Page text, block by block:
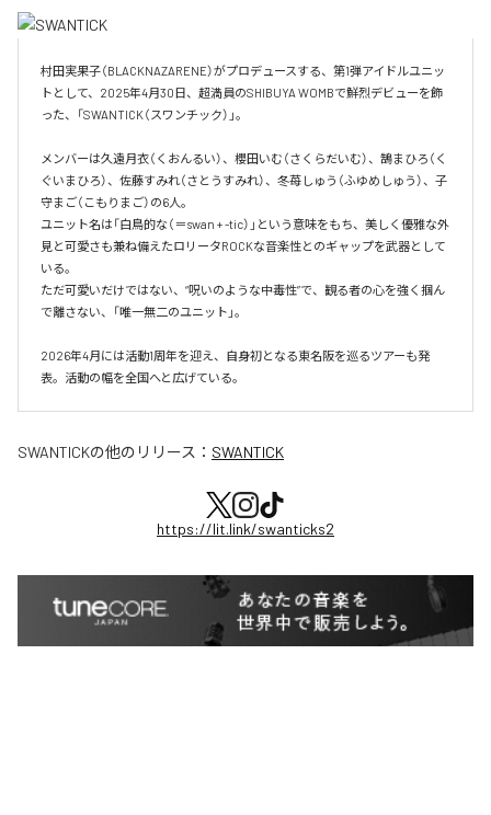
村田実果子（BLACKNAZARENE）がプロデュースする、第1弾アイドルユニッ
トとして、2025年4月30日、超満員のSHIBUYA WOMBで鮮烈デビューを飾
った、「SWANTICK（スワンチック）」。
メンバーは久遠月衣（くおんるい）、櫻田いむ（さくらだいむ）、鵠まひろ（く
ぐいまひろ）、佐藤すみれ（さとうすみれ）、冬苺しゅう（ふゆめしゅう）、子
守まご（こもりまご）の6人。
ユニット名は「白鳥的な（＝swan + -tic）」という意味をもち、美しく優雅な外
見と可愛さも兼ね備えたロリータROCKな音楽性とのギャップを武器として
いる。
ただ可愛いだけではない、“呪いのような中毒性”で、観る者の心を強く掴ん
で離さない、「唯一無二のユニット」。
2026年4月には活動1周年を迎え、自身初となる東名阪を巡るツアーも発
表。活動の幅を全国へと広げている。
SWANTICKの他のリリース： SWANTICK
https://lit.link/swanticks2